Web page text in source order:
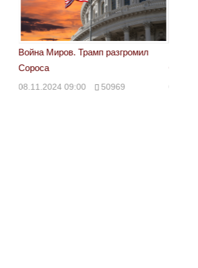
Война Миров. Трамп разгромил
Сороса
08.11.2024 09:00 50969